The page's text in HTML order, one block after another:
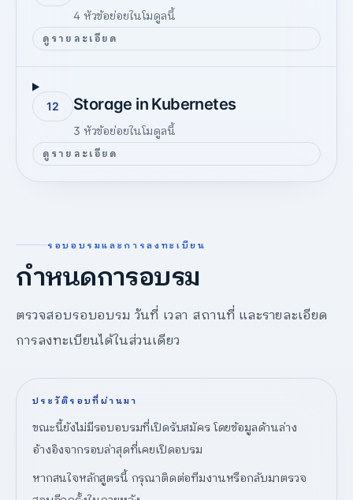
4 หัวข้อย่อยในโมดูลนี้
ดูรายละเอียด
12 Storage in Kubernetes
3 หัวข้อย่อยในโมดูลนี้
ดูรายละเอียด
รอบอบรมและการลงทะเบียน
กำหนดการอบรม
ตรวจสอบรอบอบรม วันที่ เวลา สถานที่ และรายละเอียด
การลงทะเบียนได้ในส่วนเดียว
ประวัติรอบที่ผ่านมา
ขณะนี้ยังไม่มีรอบอบรมที่เปิดรับสมัคร โดยข้อมูลด้านล่าง
อ้างอิงจากรอบล่าสุดที่เคยเปิดอบรม
หากสนใจหลักสูตรนี้ กรุณาติดต่อทีมงานหรือกลับมาตรวจ